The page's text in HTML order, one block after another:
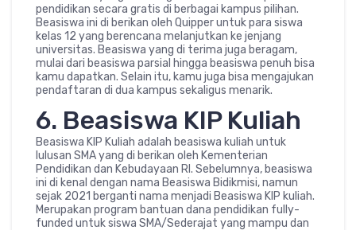
pendidikan secara gratis di berbagai kampus pilihan.
Beasiswa ini di berikan oleh Quipper untuk para siswa
kelas 12 yang berencana melanjutkan ke jenjang
universitas. Beasiswa yang di terima juga beragam,
mulai dari beasiswa parsial hingga beasiswa penuh bisa
kamu dapatkan. Selain itu, kamu juga bisa mengajukan
pendaftaran di dua kampus sekaligus menarik.
6. Beasiswa KIP Kuliah
Beasiswa KIP Kuliah adalah beasiswa kuliah untuk
lulusan SMA yang di berikan oleh Kementerian
Pendidikan dan Kebudayaan RI. Sebelumnya, beasiswa
ini di kenal dengan nama Beasiswa Bidikmisi, namun
sejak 2021 berganti nama menjadi Beasiswa KIP kuliah.
Merupakan program bantuan dana pendidikan fully-
funded untuk siswa SMA/Sederajat yang mampu dan